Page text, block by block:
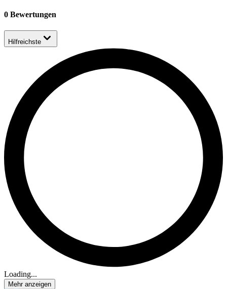
0 Bewertungen
Hilfreichste
Loading...
Mehr anzeigen